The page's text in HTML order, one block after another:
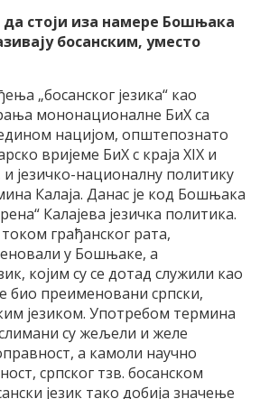
стоји иза намере Бошњака
босанским, уместо
„босанског језика“ као
мононационалне БиХ са
нацијом, општепознато
вријеме БиХ с краја XIX и
и језичко-националну политику
Калаја. Данас је код Бошњака
Калајева језичка политика.
током грађанског рата,
у Бошњаке, а
којим су се дотад служили као
био преименовани српски,
језиком. Употребом термина
су жељели и желе
а камоли научно
српског тзв. босанском
језик тако добија значење